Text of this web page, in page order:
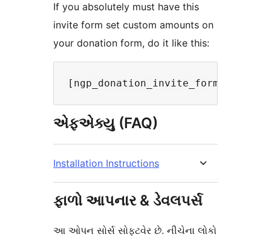
If you absolutely must have this
invite form set custom amounts on
your donation form, do it like this:
એફએક્યુ (FAQ)
Installation Instructions
ફાળો આપનાર & ડેવલપર્સ
આ ઓપન સોર્સ સોફ્ટવેર છે. નીચેના લોકો